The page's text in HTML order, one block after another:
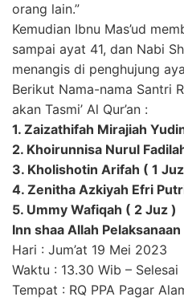
orang lain.”
Kemudian Ibnu Mas’ud
sampai ayat 41, dan Nabi
menangis di penghujung
Berikut Nama-nama Santri
akan Tasmi’ Al Qur’an :
1. Zaizathifah Mirajiah
2. Khoirunnisa Nurul
3. Kholishotin Arifah ( 1
4. Zenitha Azkiyah Efri
5. Ummy Wafiqah ( 2 Juz )
Inn shaa Allah Pelaksanaan
Hari : Jum’at 19 Mei 2023
Waktu : 13.30 Wib – Selesai
Tempat : RQ PPA Pagar